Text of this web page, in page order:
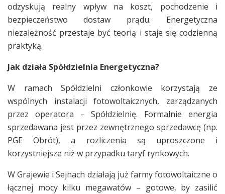
odzyskują realny wpływ na koszt, pochodzenie i
bezpieczeństwo dostaw prądu. Energetyczna
niezależność przestaje być teorią i staje się codzienną
praktyką.
Jak działa Spółdzielnia Energetyczna?
W ramach Spółdzielni członkowie korzystają ze
wspólnych instalacji fotowoltaicznych, zarządzanych
przez operatora – Spółdzielnię. Formalnie energia
sprzedawana jest przez zewnętrznego sprzedawcę (np.
PGE Obrót), a rozliczenia są uproszczone i
korzystniejsze niż w przypadku taryf rynkowych.
W Grajewie i Sejnach działają już farmy fotowoltaiczne o
łącznej mocy kilku megawatów – gotowe, by zasilić